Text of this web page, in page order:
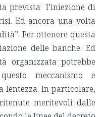
prevista l’iniezione di
Ed ancora una volta
Per ottenere questa
delle banche. Ed
organizzata potrebbe
meccanismo e
lentezza. In particolare,
meritevoli dalle